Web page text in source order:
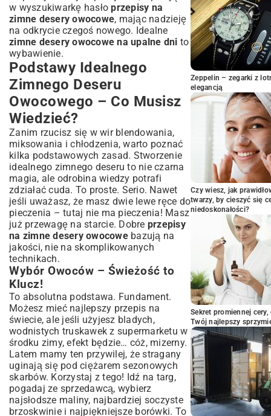
Egzotyczne Kompozycje – Odkryj Nowe
Smaki!
Porady i Triki – Jak Ulepszyć Swój
Zimny Deser Owocowy?
Dekoracja Deserów – Uczta dla Oczu
Przechowywanie i Serwowanie – Zachowaj
Świeżość!
Podsumowanie: Smak Lata na
Wyciągnięcie Ręki – Ciesz Się!
w wyszukiwarkę hasłoprzepisy na
zimne desery owocowe, mając nadzieję
na odkrycie czegoś nowego. Idealne
zimne desery owocowe na upalne dni to
wybawienie.
Podstawy Idealnego
Zimnego Deseru
Owocowego – Co Musisz
Wiedzieć?
Zanim rzucisz się w wir blendowania,
miksowania i chłodzenia, warto poznać
kilka podstawowych zasad. Stworzenie
idealnego zimnego deseru to nie czarna
magia, ale odrobina wiedzy potrafi
zdziałać cuda. To proste. Serio. Nawet
jeśli uważasz, że masz dwie lewe ręce do
pieczenia – tutaj nie ma pieczenia! Masz
już przewagę na starcie. Dobre przepisy
na zimne desery owocowebazują na
jakości, nie na skomplikowanych
technikach.
Wybór Owoców – Świeżość to
Klucz!
To absolutna podstawa. Fundament.
Możesz mieć najlepszy przepis na
świecie, ale jeśli użyjesz bladych,
wodnistych truskawek z supermarketu w
środku zimy, efekt będzie… cóż, mizerny.
Latem mamy ten przywilej, że stragany
uginają się pod ciężarem sezonowych
skarbów. Korzystaj z tego! Idź na targ,
pogadaj ze sprzedawcą, wybierz
najsłodsze maliny, najbardziej soczyste
brzoskwinie i najpiękniejsze borówki. To
Zeppelin – zegarki z
elegancją
Czy wiesz, jak
twarzy, by cieszyć się
niedoskonałości?
Sekret promiennej
Twój najlepszy